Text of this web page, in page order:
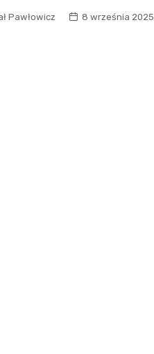
Pawłowicz 8 września 2025